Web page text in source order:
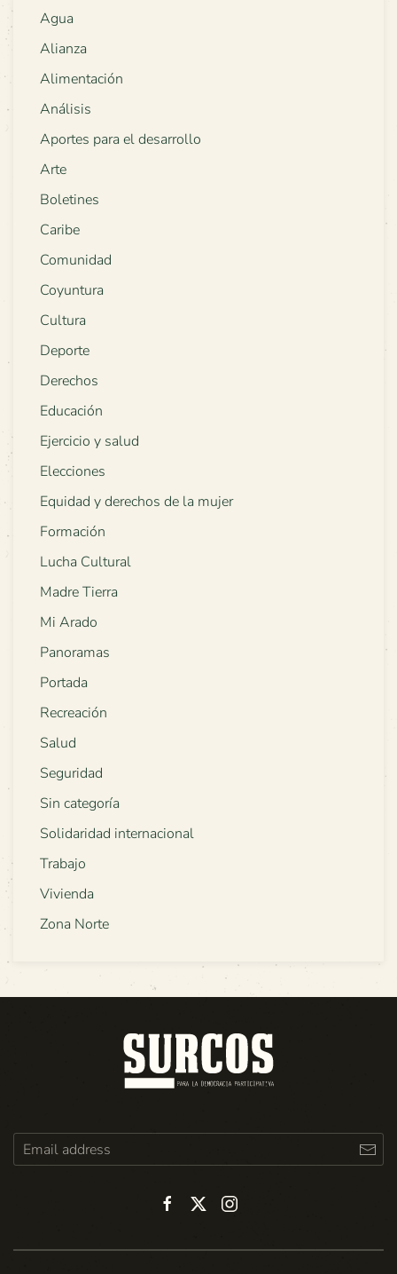
Agua
Alianza
Alimentación
Análisis
Aportes para el desarrollo
Arte
Boletines
Caribe
Comunidad
Coyuntura
Cultura
Deporte
Derechos
Educación
Ejercicio y salud
Elecciones
Equidad y derechos de la mujer
Formación
Lucha Cultural
Madre Tierra
Mi Arado
Panoramas
Portada
Recreación
Salud
Seguridad
Sin categoría
Solidaridad internacional
Trabajo
Vivienda
Zona Norte